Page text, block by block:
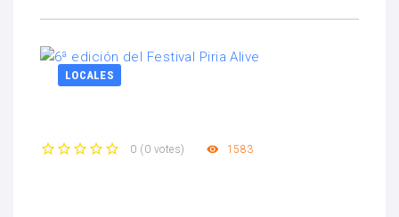
LOCALES
0 ( 0 votes) 1583